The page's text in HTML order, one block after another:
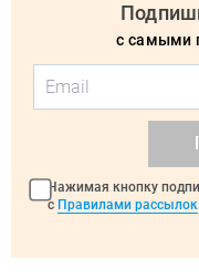
с самыми
Нажимая кнопку
с Правилами рассылок